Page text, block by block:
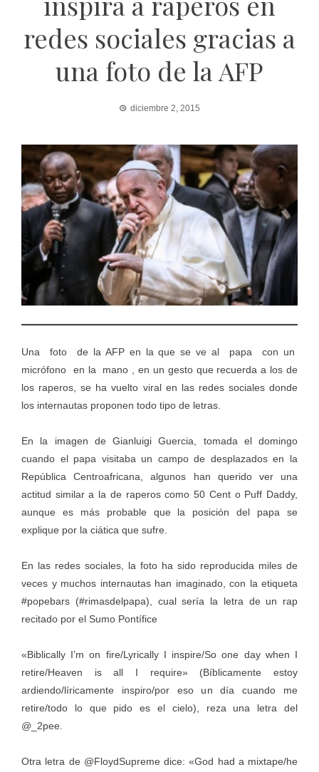
redes sociales gracias a
una foto de la AFP
diciembre 2, 2015
Una foto de la AFP en la que se ve al papa con un
micrófono en la mano , en un gesto que recuerda a los de
los raperos, se ha vuelto viral en las redes sociales donde
los internautas proponen todo tipo de letras.
En la imagen de Gianluigi Guercia, tomada el domingo
cuando el papa visitaba un campo de desplazados en la
República Centroafricana, algunos han querido ver una
actitud similar a la de raperos como 50 Cent o Puff Daddy,
aunque es más probable que la posición del papa se
explique por la ciática que sufre.
En las redes sociales, la foto ha sido reproducida miles de
veces y muchos internautas han imaginado, con la etiqueta
#popebars (#rimasdelpapa), cual sería la letra de un rap
recitado por el Sumo Pontífice
«Biblically I’m on fire/Lyrically I inspire/So one day when I
retire/Heaven is all I require» (Bíblicamente estoy
ardiendo/líricamente inspiro/por eso un día cuando me
retire/todo lo que pido es el cielo), reza una letra del
@_2pee.
Otra letra de @FloydSupreme dice: «God had a mixtape/he